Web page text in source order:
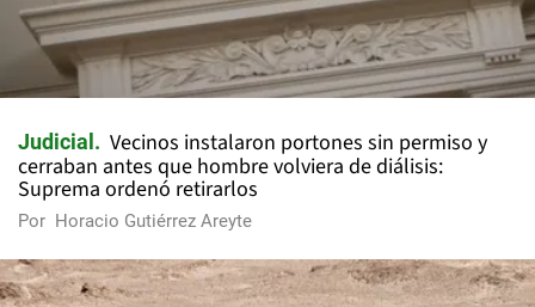
Judicial
Vecinos instalaron portones sin permiso y
cerraban antes que hombre volviera de diálisis:
Suprema ordenó retirarlos
Por Horacio Gutiérrez Areyte